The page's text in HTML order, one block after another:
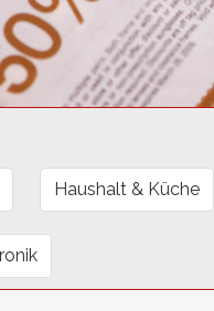
Haushalt & Küche